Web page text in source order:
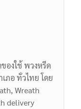
องใช้ พวงหรีด
ภอ ทั่วไทย โดย
Wreath
delivery